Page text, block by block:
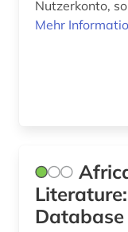
eskimo (1)
ethnologe (2)
Nutzerkonto,
Mehr
Database